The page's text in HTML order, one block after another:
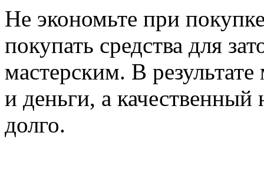
Не экономьте при
покупать средства для
мастерским. В
и деньги, а
долго.